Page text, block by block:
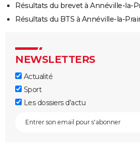
Résultats du brevet à Annéville-la-
Résultats du BTS à Annéville-la-
NEWSLETTERS
Actualité
Sport
Les dossiers d'actu